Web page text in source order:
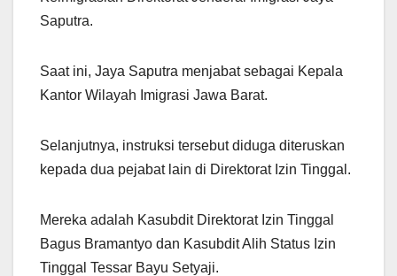
Saputra.
Saat ini, Jaya Saputra menjabat sebagai Kepala
Kantor Wilayah Imigrasi Jawa Barat.
Selanjutnya, instruksi tersebut diduga diteruskan
kepada dua pejabat lain di Direktorat Izin Tinggal.
Mereka adalah Kasubdit Direktorat Izin Tinggal
Bagus Bramantyo dan Kasubdit Alih Status Izin
Tinggal Tessar Bayu Setyaji.